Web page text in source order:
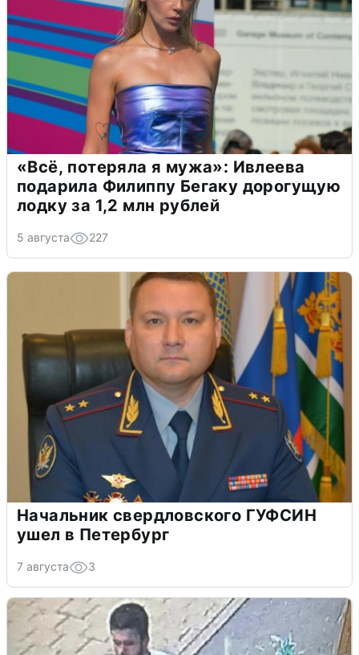
«Всё, потеряла я мужа»: Ивлеева
подарила Филиппу Бегаку дорогущую
лодку за 1,2 млн рублей
5 августа 227
Начальник свердловского ГУФСИН
ушел в Петербург
7 августа 3